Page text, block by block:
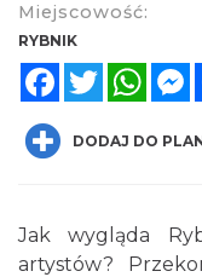
pierwsze kroki
Rybnik
0.04 km
Miejscowość:
RYBNIK
FacebookTwitter
DODAJ DO
Jak wygląda
artystów?